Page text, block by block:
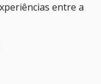
entre a